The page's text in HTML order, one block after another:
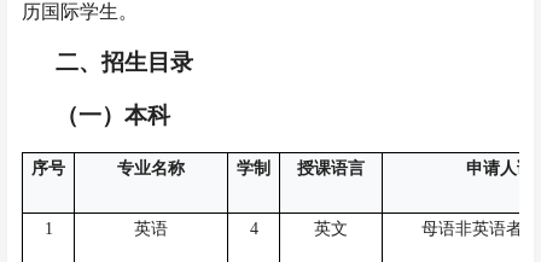
历国际学生。
二、招生目录
（一）本科
序号 专业名称 学制 授课语言 申请人语
1 英语 4 英文 母语非英语者